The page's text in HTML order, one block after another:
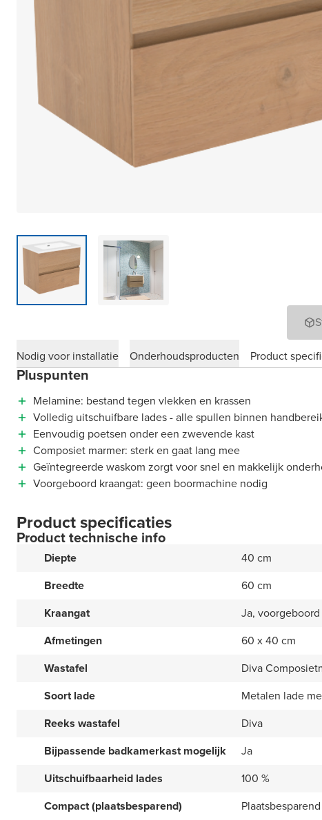
Nodig voor installatie Onderhoudsproducten Product
Pluspunten
Melamine: bestand tegen vlekken en krassen
Volledig uitschuifbare lades - alle spullen binnen
Eenvoudig poetsen onder een zwevende kast
Composiet marmer: sterk en gaat lang mee
Geïntegreerde waskom zorgt voor snel en makkelijk
Voorgeboord kraangat: geen boormachine nodig
Product specificaties
Product technische info
Diepte
40 cm
Breedte
60 cm
Kraangat
Ja, voorgeboord
Afmetingen
60 x 40 cm
Wastafel
Diva
Soort lade
Metalen lade
Reeks wastafel
Diva
Bijpassende badkamerkast mogelijk
Ja
Uitschuifbaarheid lades
100 %
Compact (plaatsbesparend)
Plaatsbesparend